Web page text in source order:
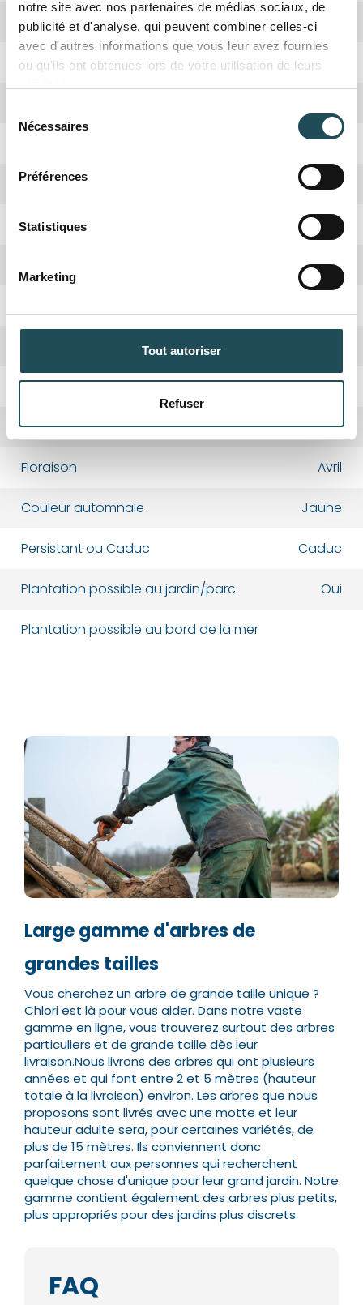
notre site avec nos partenaires de médias sociaux, de
publicité et d'analyse, qui peuvent combiner celles-ci
avec d'autres informations que vous leur avez fournies
ou qu'ils ont obtenues lors de votre utilisation de leurs
Nécessaires
Préférences
Statistiques
Marketing
Tout autoriser
Refuser
Biodiversité Haute
Période de plantation Octobre, Avril
Oui
Croissance Moyenne
Absorbation CO2 Haute
7 mètres
Êtres humains, Oiseaux
Fruits Poires
Couleur de fleur Blanc
Floraison Avril
Couleur automnale Jaune
Persistant ou Caduc Caduc
Plantation possible au jardin/parc Oui
Plantation possible au bord de la mer
Large gamme d'arbres de
grandes tailles
Vous cherchez un arbre de grande taille unique ?
Chlori est là pour vous aider. Dans notre vaste
gamme en ligne, vous trouverez surtout des arbres
particuliers et de grande taille dès leur
livraison.Nous livrons des arbres qui ont plusieurs
années et qui font entre 2 et 5 mètres (hauteur
totale à la livraison) environ. Les arbres que nous
proposons sont livrés avec une motte et leur
hauteur adulte sera, pour certaines variétés, de
plus de 15 mètres. Ils conviennent donc
parfaitement aux personnes qui recherchent
quelque chose d'unique pour leur grand jardin. Notre
gamme contient également des arbres plus petits,
plus appropriés pour des jardins plus discrets.
FAQ
Nom du produit
Quantité désirée*
Commentaires
Numéro de téléphone*
Nom du produit
Quantité désirée*
Commentaires
Numéro de téléphone*